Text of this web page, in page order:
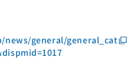
general/general_cat